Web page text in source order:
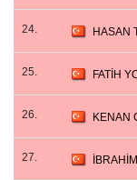
24. HASAN
25. FATİH
26. KENAN
27.